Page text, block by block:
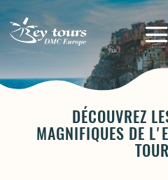
DÉCOUVREZ
MAGNIFIQUES DE